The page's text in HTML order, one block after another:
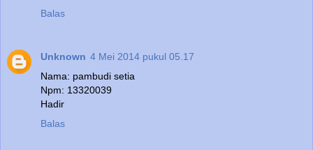
Balas
Unknown 4 Mei 2014 pukul 05.17
Nama: pambudi setia
Npm: 13320039
Hadir
Balas